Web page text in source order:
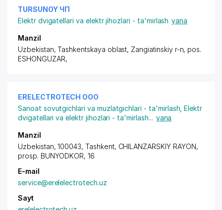
TURSUNOY ЧП
Elektr dvigatellari va elektr jihozlari - ta'mirlash yana
Manzil
Uzbekistan, Tashkentskaya oblast, Zangiatinskiy r-n, pos.
ESHONGUZAR,
ERELECTROTECH ООО
Sanoat sovutgichlari va muzlatgichlari - ta'mirlash ,Elektr
dvigatellari va elektr jihozlari - ta'mirlash... yana
Manzil
Uzbekistan, 100043, Tashkent, CHILANZARSKIY RAYON,
prosp. BUNYODKOR, 16
E-mail
service@erelelectrotech.uz
Sayt